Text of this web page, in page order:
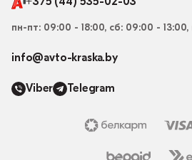
+375 (44) 535-02-03
пн-пт: 09:00 - 18:00, сб: 09:00 -
info@avto-kraska.by
Viber Telegram